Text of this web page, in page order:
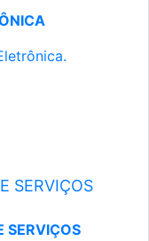
SERVIÇOS
SERVIÇOS